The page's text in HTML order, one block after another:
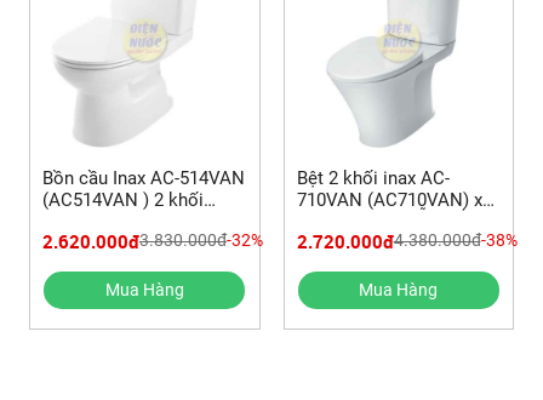
Bồn cầu Inax AC-514VAN
(AC514VAN ) 2 khối
DẪN LẮP ĐẶT BỆT 2
2.620.000đ3.830.000đ-32%
Mua Hàng
Bệt 2 khối inax AC-
710VAN (AC710VAN) xã
ĐẶT BỒN CẦU 2 KHỐI
2.720.000đ4.380.000đ-38%
Mua Hàng